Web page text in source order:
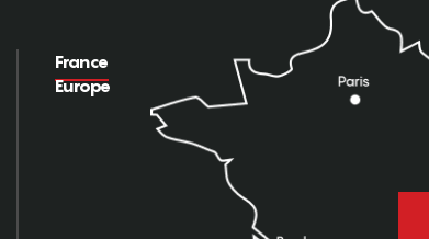
France
Europe